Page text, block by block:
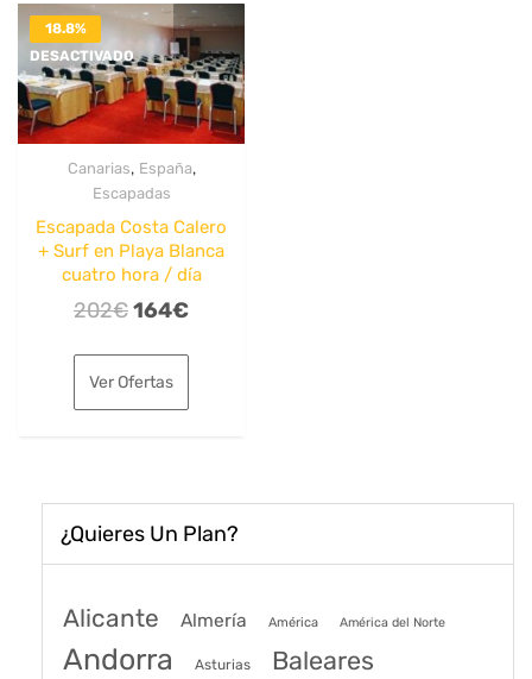
18.8%
DESACTIVADO
Canarias, España,
Escapadas
Escapada Costa Calero
+ Surf en Playa Blanca
cuatro hora / día
202€El
original
era:
164€El
es:
Ver Ofertas
¿Quieres Un Plan?
Alicante Almería América América del Norte
Andorra Asturias Baleares